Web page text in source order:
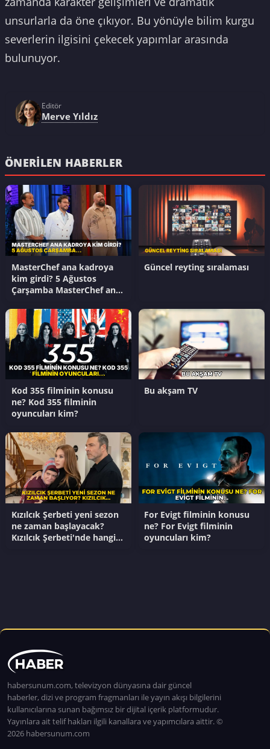
unsurlarla da öne çıkıyor. Bu yönüyle bilim kurgu
severlerin ilgisini çekecek yapımlar arasında
bulunuyor.
Editör
Merve Yıldız
ÖNERILEN HABERLER
MasterChef ana kadroya
kim girdi? 5 Ağustos
Çarşamba MasterChef ana
yarışmacı kim oldu?
Güncel reyting sıralaması
Kod 355 filminin konusu
ne? Kod 355 filminin
oyuncuları kim?
Bu akşam TV
Kızılcık Şerbeti yeni sezon
ne zaman başlayacak?
Kızılcık Şerbeti'nde hangi
For Evigt filminin konusu
ne? For Evigt filminin
oyuncuları kim?
habersunum.com, televizyon dünyasına dair güncel
haberler, dizi ve program fragmanları ile yayın akışı bilgilerini
kullanıcılarına sunan bağımsız bir dijital içerik platformudur.
Yayınlara ait telif hakları ilgili kanallara ve yapımcılara aittir. ©
2026 habersunum.com